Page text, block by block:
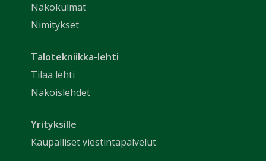
Näkökulmat
Nimitykset
Talotekniikka-lehti
Tilaa lehti
Näköislehdet
Yrityksille
Kaupalliset viestintäpalvelut